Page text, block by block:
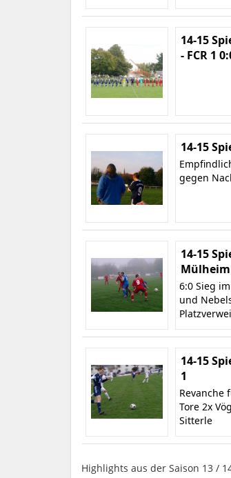
14-15
- FCR 1
14-15
gegen
14-15
Mülheim
6:0 Sieg
und
14-15
1
Revanche
Tore 2x
Sitterle
Highlights aus der Saison 13 /